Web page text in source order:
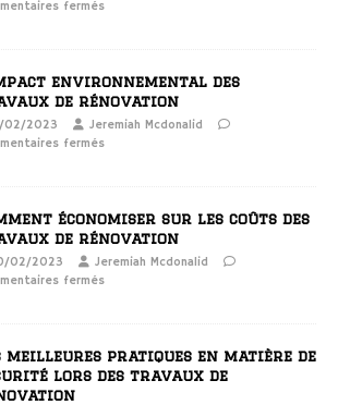
fermés
environnemental des
de rénovation
02/2023
Jeremiah Mcdonalid
fermés
économiser sur les coûts des
de rénovation
02/2023
Jeremiah Mcdonalid
fermés
meilleures pratiques en matière de
lors des travaux de